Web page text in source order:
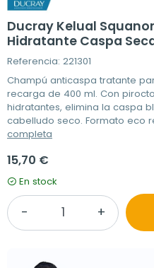
Ducray Kelual
Hidratante Caspa
Referencia: 221301
Champú anticaspa tratante
recarga de 400 ml. Con
hidratantes, elimina la caspa
cabelludo seco. Formato eco
completa
15,70 €
En stock